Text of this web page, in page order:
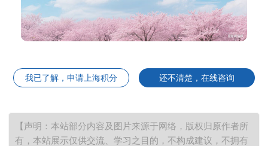
我已了解，申请上海积分 还不清楚，在线咨询
【声明：本站部分内容及图片来源于网络，版权归原作者所
有，本站展示仅供交流、学习之目的，不构成建议，不拥有